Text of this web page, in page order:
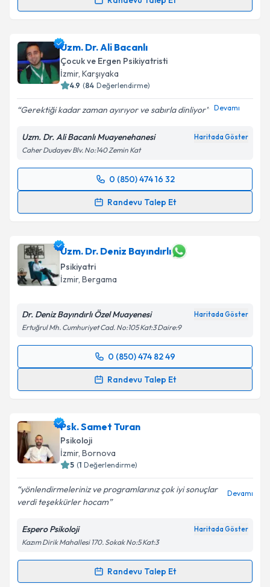
almanız için bir takvim hazırlandığında e-posta ile
bilgilendireceğiz.
E-posta Adresiniz
Kişisel verilerimin işlenmesine ilişkin
Aydınlatma
Metni'ni okudum ve kişisel verilerimin belirtilen
kapsamda işlenmesini kabul ediyorum.
Takvim Talebini Gönder
Uzm. Dr. Ali Bacanlı
Çocuk ve Ergen Psikiyatristi
İzmir, Karşıyaka
4.9 (84 Değerlendirme)
Gerektiği kadar zaman ayırıyor ve sabırla dinliyor Devamı
Uzm. Dr. Ali Bacanlı Muayenehanesi Haritada Göster
Caher Dudayev Blv. No:140 Zemin Kat
0 (850) 474 16 32
Randevu Talep Et
Randevu Takvimi Talebi
takvim hazırlandığında e-posta ile bilgilendireceğiz.
E-posta Adresiniz
Kişisel verilerimin işlenmesine ilişkin
Metni'ni okudum ve kişisel verilerimin belirtilen
kapsamda işlenmesini kabul ediyorum.
Takvim Talebini Gönder
Uzm. Dr. Deniz Bayındırlı
Psikiyatri
İzmir, Bergama
Dr. Deniz Bayındırlı Özel Muayenesi Haritada Göster
Ertuğrul Mh. Cumhuriyet Cad. No:105 Kat:3 Daire:9
0 (850) 474 82 49
Randevu Talep Et
Randevu Takvimi Talebi
takvim hazırlandığında e-posta ile bilgilendireceğiz.
E-posta Adresiniz
kapsamda işlenmesini kabul ediyorum.
Takvim Talebini Gönder
Psk. Samet Turan
Psikoloji
İzmir, Bornova
5 (1 Değerlendirme)
yönlendirmeleriniz ve programlarınız çok iyi sonuçlar
verdi teşekkürler hocam
Devamı
Espero Psikoloji Haritada Göster
Kazım Dirik Mahallesi 170. Sokak No:5 Kat:3
Randevu Talep Et
Randevu Takvimi Talebi